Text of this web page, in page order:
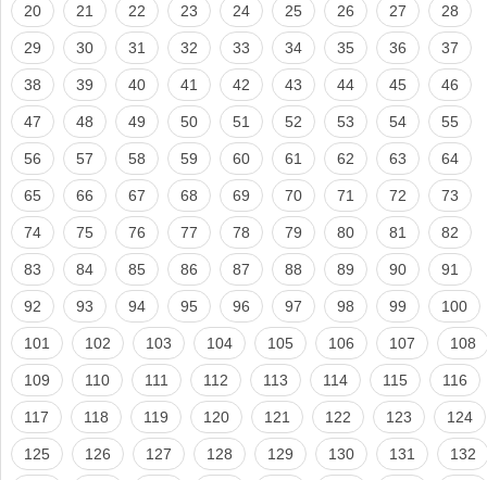
20 21 22 23 24 25 26 27 28
29 30 31 32 33 34 35 36 37
38 39 40 41 42 43 44 45 46
47 48 49 50 51 52 53 54 55
56 57 58 59 60 61 62 63 64
65 66 67 68 69 70 71 72 73
74 75 76 77 78 79 80 81 82
83 84 85 86 87 88 89 90 91
92 93 94 95 96 97 98 99 100
101 102 103 104 105 106 107 108
109 110 111 112 113 114 115 116
117 118 119 120 121 122 123 124
125 126 127 128 129 130 131 132